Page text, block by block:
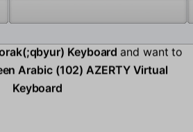
Keyboard and want to
Arabic (102) AZERTY Virtual
Keyboard